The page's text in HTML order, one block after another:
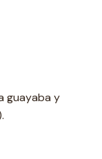
guayaba y